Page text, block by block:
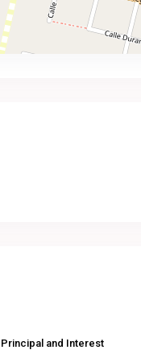
Principal and Interest